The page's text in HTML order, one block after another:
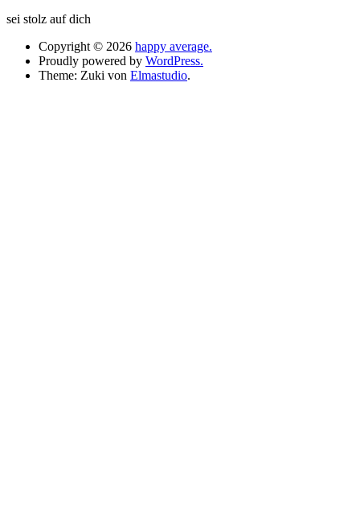
sei stolz auf dich
Copyright © 2026 happy average.
Proudly powered by WordPress.
Theme: Zuki von Elmastudio.